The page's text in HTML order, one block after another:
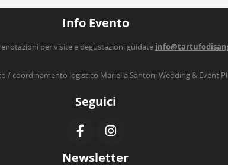
Info Evento
per visite e degustazioni guidate
/ coordinamento logistico Mariella Santoni Wedding & Event
Seguici
Newsletter